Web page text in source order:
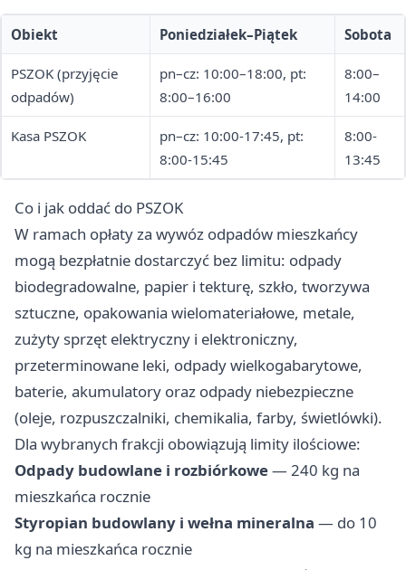
Obiekt Poniedziałek–Piątek Sobota
PSZOK (przyjęcie
odpadów)
pn–cz: 10:00–18:00, pt:
8:00–16:00
8:00–
14:00
Kasa PSZOK
pn–cz: 10:00-17:45, pt:
8:00-15:45
8:00-
13:45
Co i jak oddać do PSZOK
W ramach opłaty za wywóz odpadów mieszkańcy
mogą bezpłatnie dostarczyć bez limitu: odpady
biodegradowalne, papier i tekturę, szkło, tworzywa
sztuczne, opakowania wielomateriałowe, metale,
zużyty sprzęt elektryczny i elektroniczny,
przeterminowane leki, odpady wielkogabarytowe,
baterie, akumulatory oraz odpady niebezpieczne
(oleje, rozpuszczalniki, chemikalia, farby, świetlówki).
Dla wybranych frakcji obowiązują limity ilościowe:
Odpady budowlane i rozbiórkowe— 240 kg na
mieszkańca rocznie
Styropian budowlany i wełna mineralna — do 10
kg na mieszkańca rocznie